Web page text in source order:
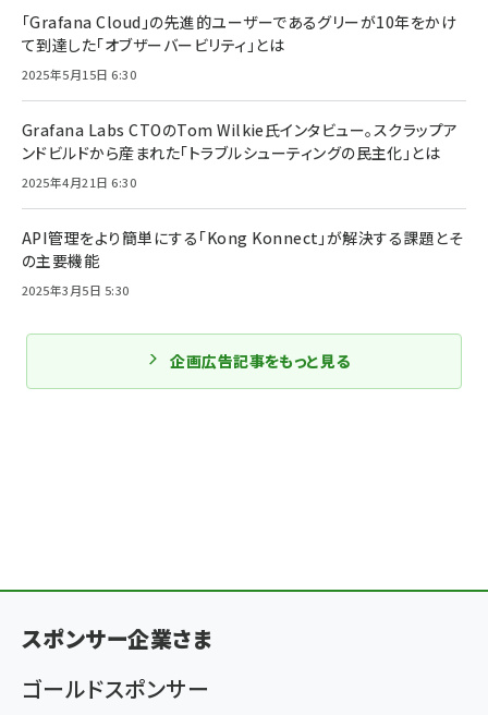
「Grafana Cloud」の先進的ユーザーであるグリーが10年をかけ
て到達した「オブザーバービリティ」とは
2025年5月15日 6:30
Grafana Labs CTOのTom Wilkie氏インタビュー。スクラップア
ンドビルドから産まれた「トラブルシューティングの民主化」とは
2025年4月21日 6:30
API管理をより簡単にする「Kong Konnect」が解決する課題とそ
の主要機能
2025年3月5日 5:30
企画広告記事をもっと見る
スポンサー企業さま
ゴールドスポンサー